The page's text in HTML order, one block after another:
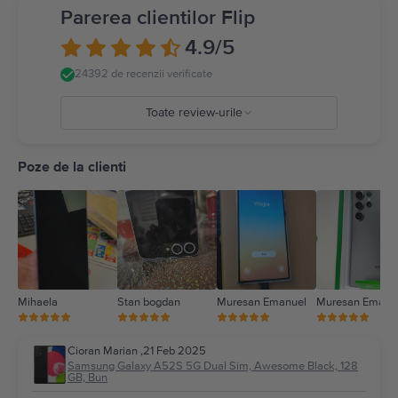
Parerea clientilor Flip
4.9/5
24392 de recenzii verificate
Toate review-urile
2
1
Poze de la clienti
Mihaela Stan bogdan Muresan Emanuel Muresan
Cioran Marian ,21 Feb 2025
Samsung Galaxy A52S 5G Dual Sim, Awesome Black, 128
GB, Bun